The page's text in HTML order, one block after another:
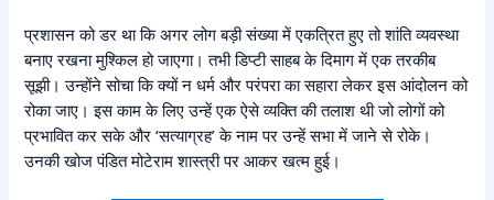
प्रशासन को डर था कि अगर लोग बड़ी संख्या में एकत्रित हुए तो शांति व्यवस्था
बनाए रखना मुश्किल हो जाएगा। तभी डिप्टी साहब के दिमाग में एक तरकीब
सूझी। उन्होंने सोचा कि क्यों न धर्म और परंपरा का सहारा लेकर इस आंदोलन को
रोका जाए। इस काम के लिए उन्हें एक ऐसे व्यक्ति की तलाश थी जो लोगों को
प्रभावित कर सके और ‘सत्याग्रह’ के नाम पर उन्हें सभा में जाने से रोके।
उनकी खोज पंडित मोटेराम शास्त्री पर आकर खत्म हुई।